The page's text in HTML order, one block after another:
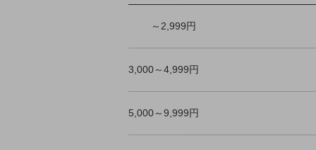
～2,999円
3,000～4,999円
5,000～9,999円